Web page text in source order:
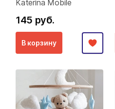
Katerina Mobile
145 руб.
В корзину